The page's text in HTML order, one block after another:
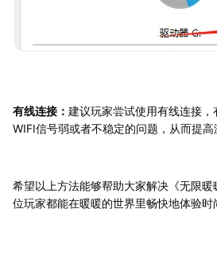
有线连接： 建议玩家尝试使用有线连接
WIFI信号弱或者不稳定的问题，从而提高
希望以上方法能够帮助大家解决《无限
位玩家都能在暖暖的世界里畅快地体验时